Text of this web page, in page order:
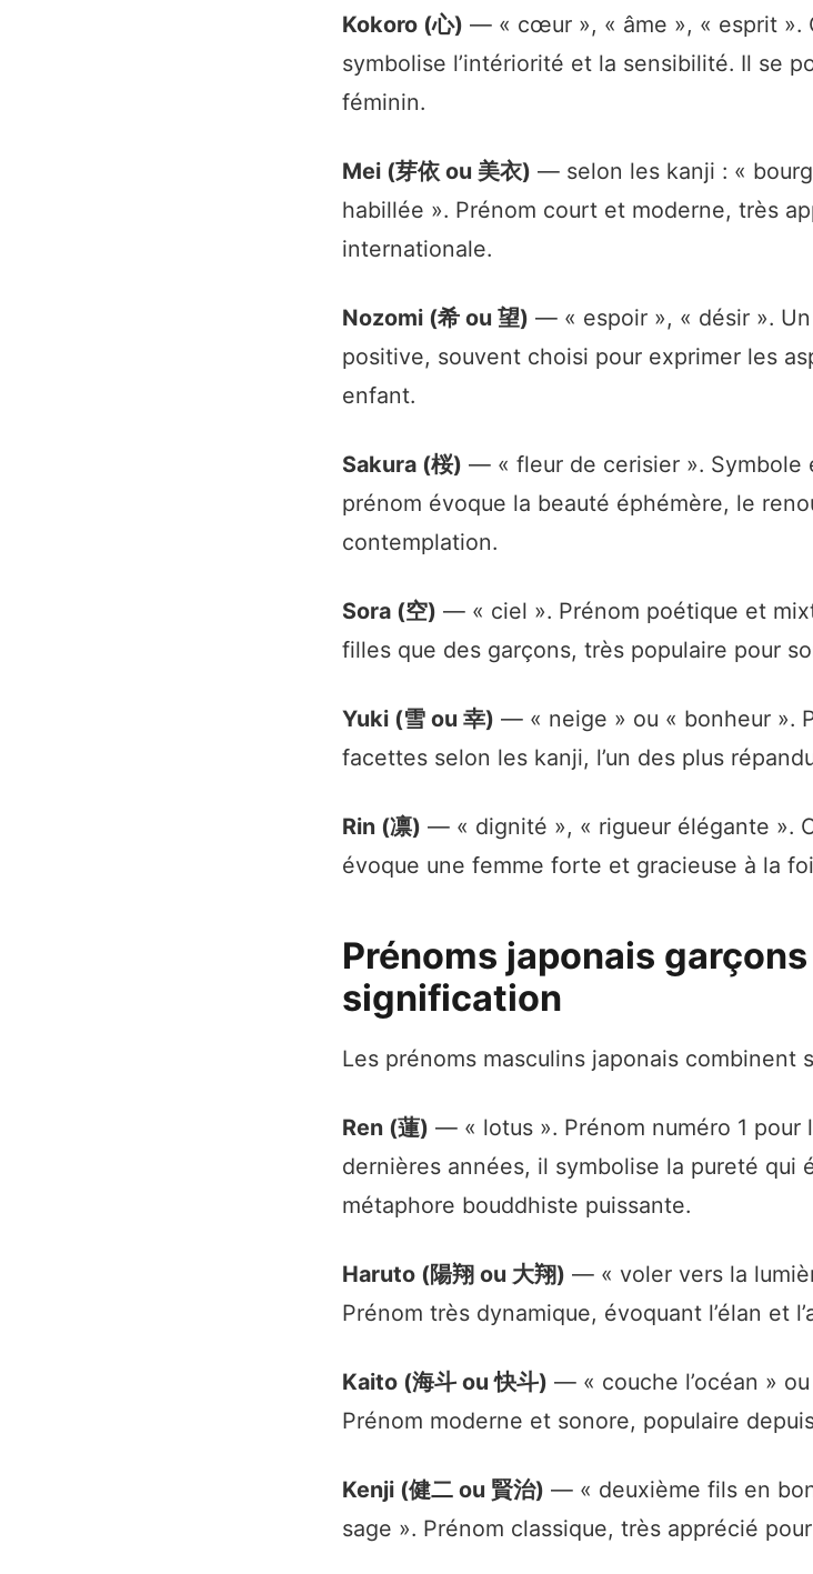
Kokoro (心) — « cœur », « âme », « esprit ».
symbolise l’intériorité et la sensibilité. Il se
féminin.
Mei (芽依 ou 美衣) — selon les kanji : «
habillée ». Prénom court et moderne, très
internationale.
Nozomi (希 ou 望) — « espoir », « désir ».
positive, souvent choisi pour exprimer les
enfant.
Sakura (桜) — « fleur de cerisier ». Symbole
prénom évoque la beauté éphémère, le
contemplation.
Sora (空) — « ciel ». Prénom poétique et
filles que des garçons, très populaire pour
Yuki (雪 ou 幸) — « neige » ou « bonheur ».
facettes selon les kanji, l’un des plus
Rin (凛) — « dignité », « rigueur élégante ».
évoque une femme forte et gracieuse à la
Prénoms japonais
signification
Les prénoms masculins japonais
Ren (蓮) — « lotus ». Prénom numéro 1 pour
dernières années, il symbolise la pureté qui
métaphore bouddhiste puissante.
Haruto (陽翔 ou 大翔) — « voler vers la
Prénom très dynamique, évoquant l’élan et
Kaito (海斗 ou 快斗) — « couche l’océan »
Prénom moderne et sonore, populaire
Kenji (健二 ou 賢治) — « deuxième fils en
sage ». Prénom classique, très apprécié